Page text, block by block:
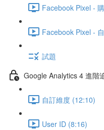
Facebook Pixel -
Facebook Pixel -
試題
Google Analytics 4 進階
自訂維度 (12:10)
User ID (8:16)